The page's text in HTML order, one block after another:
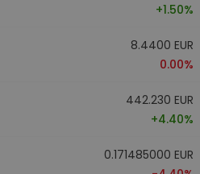
+1.50%
8.4400 EUR
0.00%
442.230 EUR
+4.40%
0.171485000 EUR